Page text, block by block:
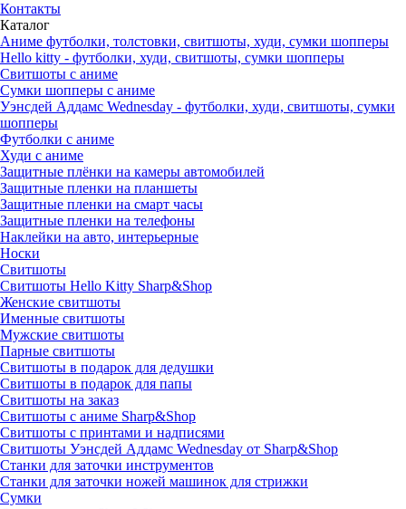
Контакты
Каталог
Аниме футболки, толстовки, свитшоты, худи, сумки шопперы
Hello kitty - футболки, худи, свитшоты, сумки шопперы
Свитшоты с аниме
Сумки шопперы с аниме
Уэнсдей Аддамс Wednesday - футболки, худи, свитшоты, сумки
шопперы
Футболки с аниме
Худи с аниме
Защитные плёнки на камеры автомобилей
Защитные пленки на планшеты
Защитные пленки на смарт часы
Защитные пленки на телефоны
Наклейки на авто, интерьерные
Носки
Свитшоты
Cвитшоты Hello Kitty Sharp&Shop
Женские свитшоты
Именные свитшоты
Мужские свитшоты
Парные свитшоты
Свитшоты в подарок для дедушки
Свитшоты в подарок для папы
Свитшоты на заказ
Свитшоты с аниме Sharp&Shop
Свитшоты с принтами и надписями
Свитшоты Уэнсдей Аддамс Wednesday от Sharp&Shop
Станки для заточки инструментов
Станки для заточки ножей машинок для стрижки
Сумки